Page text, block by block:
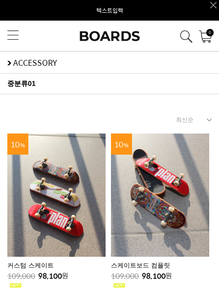
텍스트입력
0
ACCESSORY
중분류01
10%
커스텀 스케이트
109,000 98,100원
10%
스케이트보드 컴플릿
109,000 98,100원